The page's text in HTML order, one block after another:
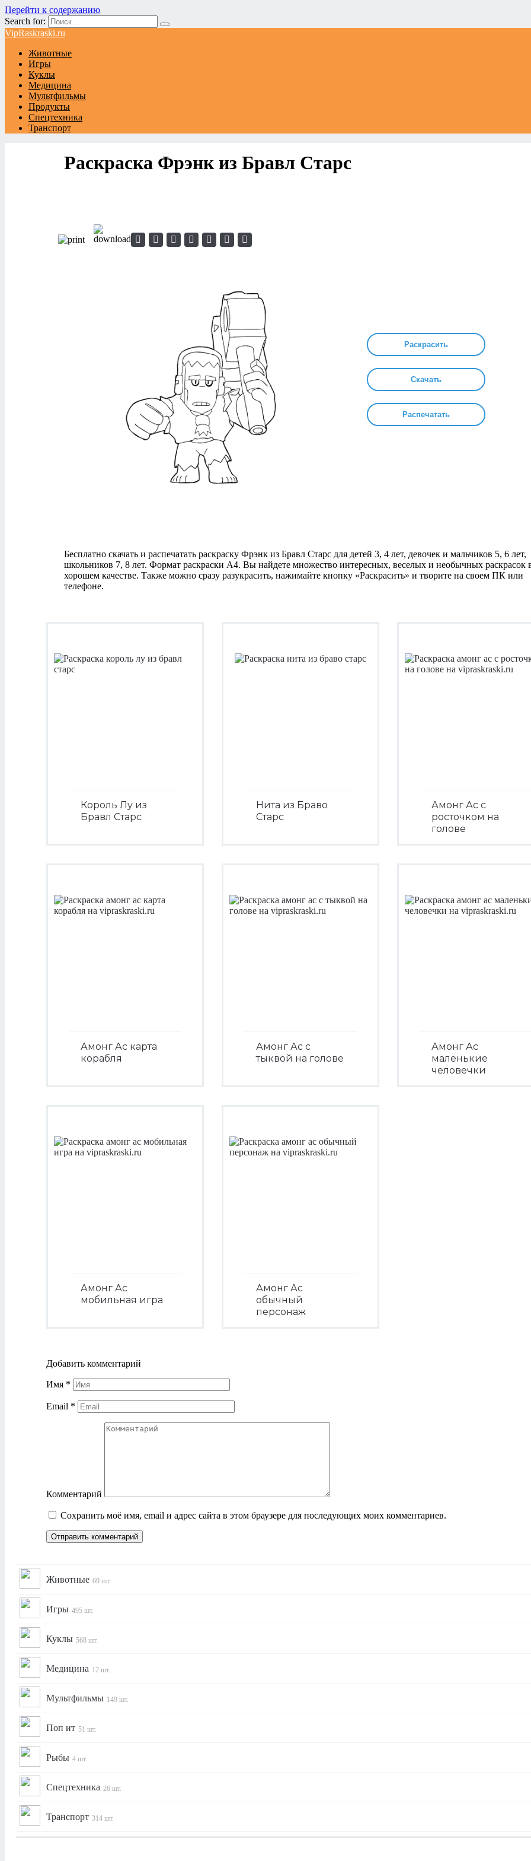
Перейти к содержанию
Search for:
VipRaskraski.ru
Животные
Игры
Куклы
Медицина
Мультфильмы
Продукты
Спецтехника
Транспорт
Раскраска Фрэнк из Бравл Старс
Раскрасить
Скачать
Распечатать
Бесплатно скачать и распечатать раскраску Фрэнк из Бравл Старс для детей 3, 4 лет, девочек и мальчиков 5, 6 лет,
школьников 7, 8 лет. Формат раскраски А4. Вы найдете множество интересных, веселых и необычных раскрасок
хорошем качестве. Также можно сразу разукрасить, нажимайте кнопку «Раскрасить» и творите на своем ПК или
телефоне.
Король Лу из
Бравл Старс
Нита из Браво
Старс
Амонг Ас с
росточком на
голове
Амонг Ас карта
корабля
Амонг Ас с
тыквой на голове
Амонг Ас
маленькие
человечки
Амонг Ас
мобильная игра
Амонг Ас
обычный
персонаж
Добавить комментарий
Имя *
Email *
Комментарий
Сохранить моё имя, email и адрес сайта в этом браузере для последующих моих комментариев.
Животные 69 шт.
Игры 495 шт.
Куклы 568 шт.
Медицина 12 шт.
Мультфильмы 149 шт.
Поп ит 51 шт.
Рыбы 4 шт.
Спецтехника 26 шт.
Транспорт 314 шт.